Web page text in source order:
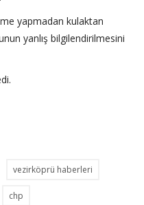
yapmadan kulaktan
yanlış bilgilendirilmesini
vezirköprü haberleri
chp